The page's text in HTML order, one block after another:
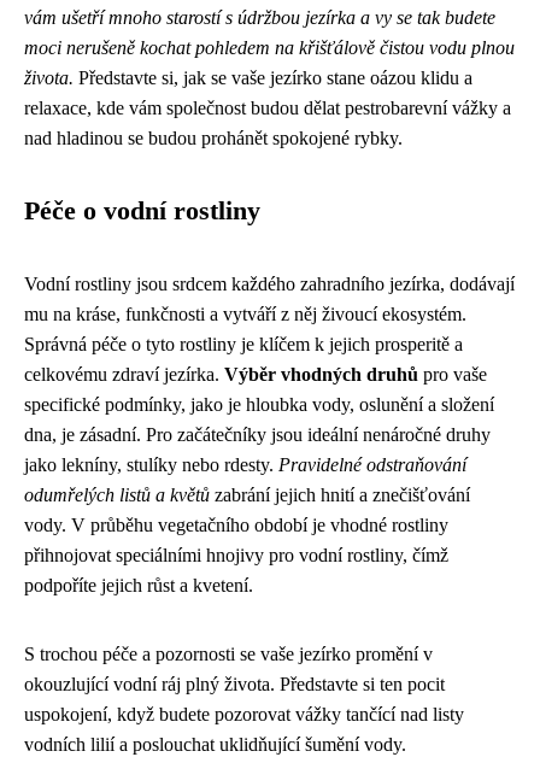
vám ušetří mnoho starostí s údržbou jezírka a vy se tak budete
moci nerušeně kochat pohledem na křišťálově čistou vodu plnou
života. Představte si, jak se vaše jezírko stane oázou klidu a
relaxace, kde vám společnost budou dělat pestrobarevní vážky a
nad hladinou se budou prohánět spokojené rybky.
Péče o vodní rostliny
Vodní rostliny jsou srdcem každého zahradního jezírka, dodávají
mu na kráse, funkčnosti a vytváří z něj živoucí ekosystém.
Správná péče o tyto rostliny je klíčem k jejich prosperitě a
celkovému zdraví jezírka. Výběr vhodných druhů pro vaše
specifické podmínky, jako je hloubka vody, oslunění a složení
dna, je zásadní. Pro začátečníky jsou ideální nenáročné druhy
jako lekníny, stulíky nebo rdesty. Pravidelné odstraňování
odumřelých listů a květů zabrání jejich hnití a znečišťování
vody. V průběhu vegetačního období je vhodné rostliny
přihnojovat speciálními hnojivy pro vodní rostliny, čímž
podpoříte jejich růst a kvetení.
S trochou péče a pozornosti se vaše jezírko promění v
okouzlující vodní ráj plný života. Představte si ten pocit
uspokojení, když budete pozorovat vážky tančící nad listy
vodních lilií a poslouchat uklidňující šumění vody.